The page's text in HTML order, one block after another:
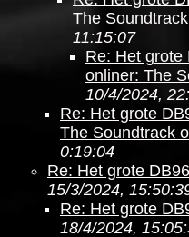
The
11:15:07
Re: Het grote
onliner: The
10/4/2024,
Re: Het grote
The Soundtrack
0:19:04
Re: Het grote
15/3/2024,
Re: Het grote
18/4/2024,